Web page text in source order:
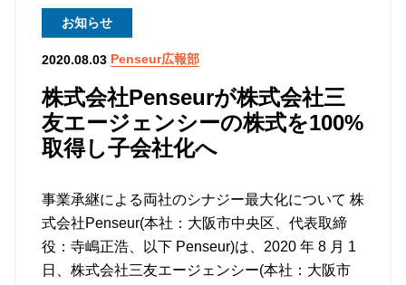
株式会社Penseurが株式会社三
友エージェンシーの株式を100%
取得し子会社化へ
お知らせ
2020.08.03 Penseur広報部
事業承継による両社のシナジー最大化について 株
式会社Penseur(本社：大阪市中央区、代表取締
役：寺嶋正浩、以下 Penseur)は、2020 年 8 月 1
日、株式会社三友エージェンシー(本社：大阪市